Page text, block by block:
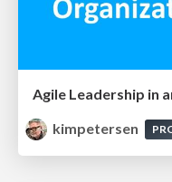
Agile Leadership in
kimpetersen